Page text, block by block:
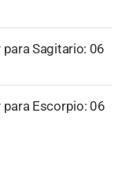
Sagitario: 06
Escorpio: 06